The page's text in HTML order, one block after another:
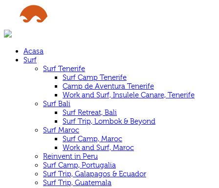
Acasa
Surf
Surf Tenerife
Surf Camp Tenerife
Camp de Aventura Tenerife
Work and Surf, Insulele Canare, Tenerife
Surf Bali
Surf Retreat, Bali
Surf Trip, Lombok & Beyond
Surf Maroc
Surf Camp, Maroc
Work and Surf, Maroc
Reinvent in Peru
Surf Camp, Portugalia
Surf Trip, Galapagos & Ecuador
Surf Trip, Guatemala